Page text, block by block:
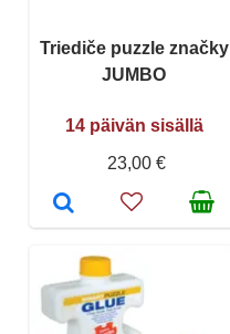
Triediče puzzle značky
JUMBO
14 päivän sisällä
23,00 €